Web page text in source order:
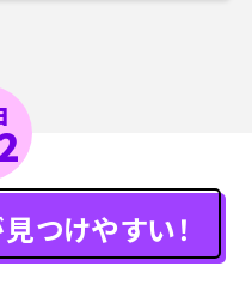
つけやすい！